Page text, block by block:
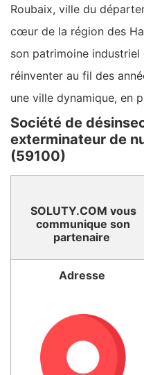
Roubaix, ville du
cœur de la région des
son patrimoine
réinventer au fil des
une ville dynamique, en
Société de
exterminateur de
(59100)
SOLUTY.COM vous
communique son
partenaire
Adresse